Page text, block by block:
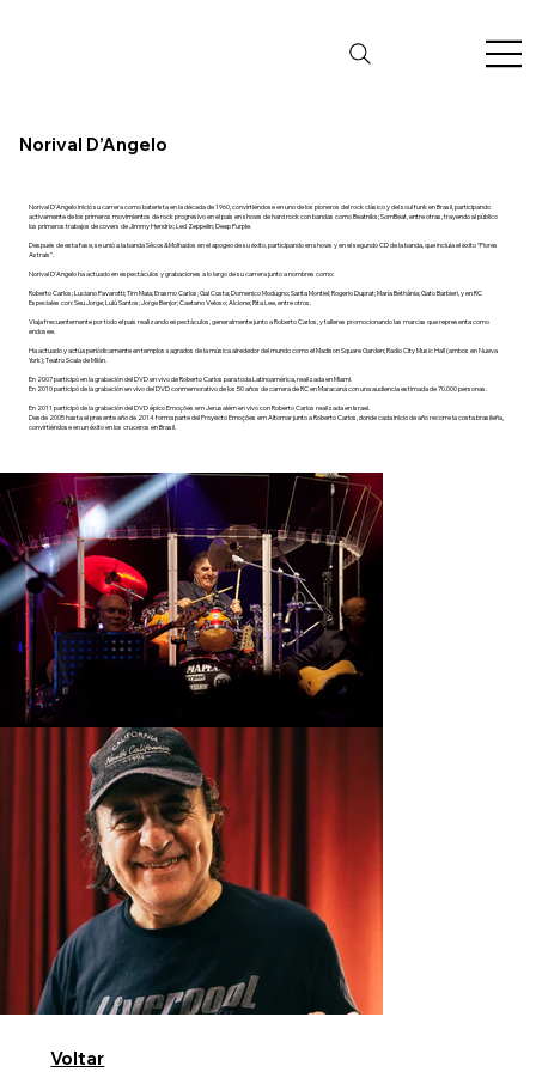
Norival D’Angelo
Norival D'Angelo inició su carrera como baterista en la década de 1960, convirtiéndose en uno de los pioneros del rock clásico y del soul funk en Brasil, participando
activamente de los primeros movimientos de rock progresivo en el país en shows de hard rock con bandas como Beatniks; SomBeat, entre otras, trayendo al público
los primeros trabajos de covers de Jimmy Hendrix; Led Zeppelin; Deep Purple.
Después de esta fase, se unió a la banda Sêcos&Molhados en el apogeo de su éxito, participando en shows y en el segundo CD de la banda, que incluía el éxito “Flores
Astrais”.
Norival D'Angelo ha actuado en espectáculos y grabaciones a lo largo de su carrera junto a nombres como:
Roberto Carlos; Luciano Pavarotti; Tim Maia; Erasmo Carlos; Gal Costa; Domenico Modugno; Sarita Montiel; Rogerio Duprat; María Bethânia; Gato Barbieri, y en RC
Especiales con: Seu Jorge; Lulú Santos; Jorge Benjor; Caetano Veloso; Alcione; Rita Lee, entre otros.
Viaja frecuentemente por todo el país realizando espectáculos, generalmente junto a Roberto Carlos, y talleres promocionando las marcas que representa como
endosee.
Ha actuado y actúa periódicamente en templos sagrados de la música alrededor del mundo como el Madison Square Garden; Radio City Music Hall (ambos en Nueva
York); Teatro Scala de Milán.
En 2007 participó en la grabación del DVD en vivo de Roberto Carlos para toda Latinoamérica, realizada en Miami.
En 2010 participó de la grabación en vivo del DVD conmemorativo de los 50 años de carrera de RC en Maracaná con una audiencia estimada de 70.000 personas.
En 2011 participó de la grabación del DVD épico Emoções em Jerusalém en vivo con Roberto Carlos realizada en Israel.
Desde 2005 hasta el presente año de 2014 forma parte del Proyecto Emoções em Altomar junto a Roberto Carlos, donde cada inicio de año recorre la costa brasileña,
convirtiéndose en un éxito en los cruceros en Brasil.
Voltar